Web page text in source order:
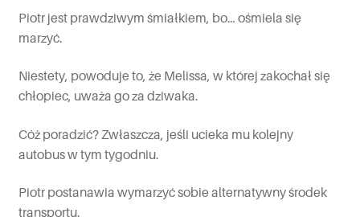
Piotr jest prawdziwym śmiałkiem, bo… ośmiela się
marzyć.
Niestety, powoduje to, że Melissa, w której zakochał się
chłopiec, uważa go za dziwaka.
Cóż poradzić? Zwłaszcza, jeśli ucieka mu kolejny
autobus w tym tygodniu.
Piotr postanawia wymarzyć sobie alternatywny środek
transportu.